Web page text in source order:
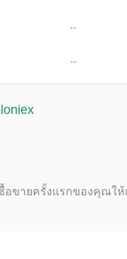
--
--
อขายครั้งแรกของคุณใ